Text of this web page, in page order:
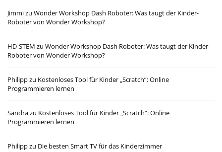
Jimmizu Wonder Workshop Dash Roboter: Was taugt der Kinder-
Roboter von Wonder Workshop?
HD-STEM zu Wonder Workshop Dash Roboter: Was taugt der Kinder-
Roboter von Wonder Workshop?
Philippzu Kostenloses Tool für Kinder „Scratch”: Online
Programmieren lernen
Sandrazu Kostenloses Tool für Kinder „Scratch”: Online
Programmieren lernen
Philippzu Die besten Smart TV für das Kinderzimmer